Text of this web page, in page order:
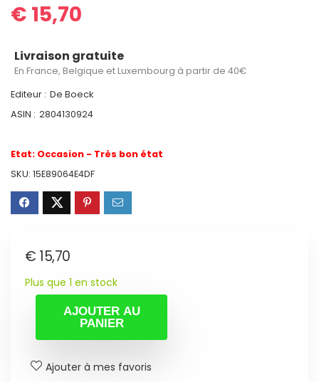
€ 15,70
Livraison gratuite
En France, Belgique et Luxembourg à partir de 40€
Editeur : De Boeck
ASIN : 2804130924
Etat: Occasion - Très bon état
SKU: 15E89064E4DF
€ 15,70
Plus que 1 en stock
AJOUTER AU
PANIER
Ajouter à mes favoris